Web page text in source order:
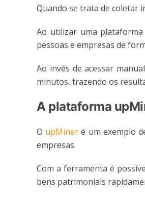
Quando se trata de coletar
Ao utilizar uma
pessoas e empresas de
Ao invés de acessar
minutos, trazendo os
A plataforma
O upMiner é um exemplo
empresas.
Com a ferramenta é
bens patrimoniais